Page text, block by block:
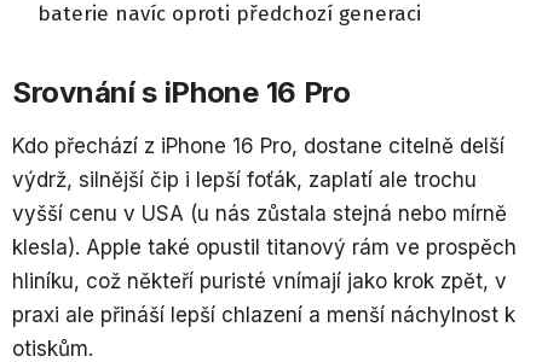
baterie navíc oproti předchozí generaci
Srovnání s iPhone 16 Pro
Kdo přechází z iPhone 16 Pro, dostane citelně delší
výdrž, silnější čip i lepší foťák, zaplatí ale trochu
vyšší cenu v USA (u nás zůstala stejná nebo mírně
klesla). Apple také opustil titanový rám ve prospěch
hliníku, což někteří puristé vnímají jako krok zpět, v
praxi ale přináší lepší chlazení a menší náchylnost k
otiskům.